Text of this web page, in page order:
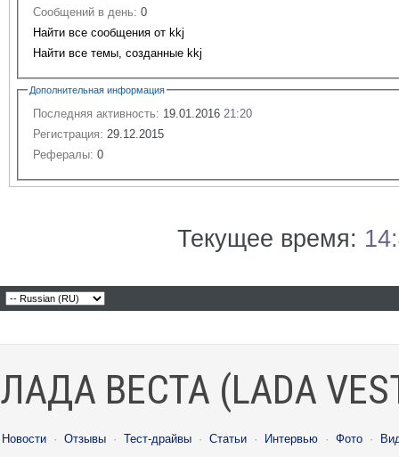
Сообщений в день: 0
Найти все сообщения от kkj
Найти все темы, созданные kkj
Дополнительная информация
Последняя активность: 19.01.2016 21:20
Регистрация: 29.12.2015
Рефералы: 0
Текущее время:
ЛАДА ВЕСТА (LADA
Новости · Отзывы · Тест-драйвы · Статьи · Интервью · Фото ·